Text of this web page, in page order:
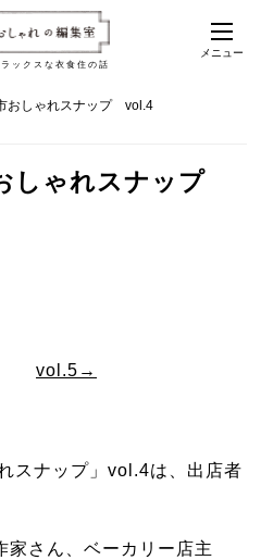
ックスな衣食住の話
メニュー
おしゃれスナップ vol.4
しゃれスナップ
vol.5→
スナップ」vol.4は、出店者
家さん、ベーカリー店主